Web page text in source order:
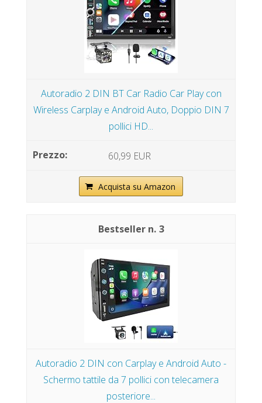
Autoradio 2 DIN BT Car Radio Car Play con
Wireless Carplay e Android Auto, Doppio DIN 7
pollici HD...
60,99 EUR
Acquista su Amazon
3
Autoradio 2 DIN con Carplay e Android Auto -
Schermo tattile da 7 pollici con telecamera
posteriore...